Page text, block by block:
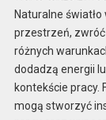
Naturalne
przestrzeń, zwróć
różnych
dodadzą energii
kontekście pracy.
mogą stworzyć